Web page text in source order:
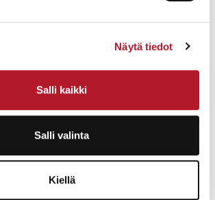
Näytä tiedot
Salli kaikki
Salli valinta
Kiellä